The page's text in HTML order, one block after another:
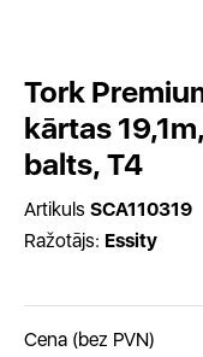
Tork
kārtas
balts, T4
Artikuls SCA110319
Ražotājs: Essity
Cena (bez PVN)